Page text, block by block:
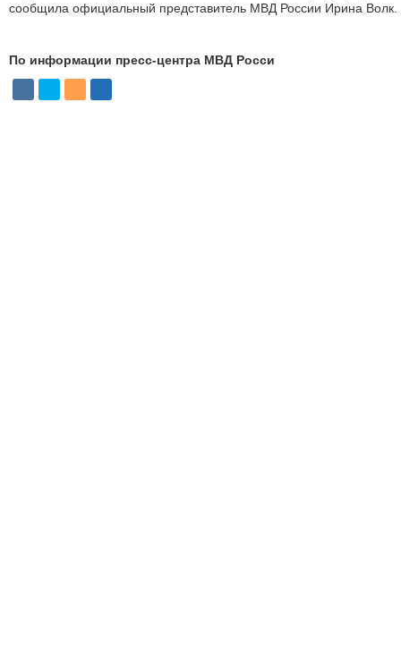
сообщила официальный представитель МВД России Ирина Волк.
По информации пресс-центра МВД Росси